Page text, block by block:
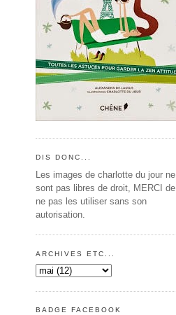
DIS DONC...
Les images de charlotte du jour ne
sont pas libres de droit, MERCI de
ne pas les utiliser sans son
autorisation.
ARCHIVES ETC...
BADGE FACEBOOK